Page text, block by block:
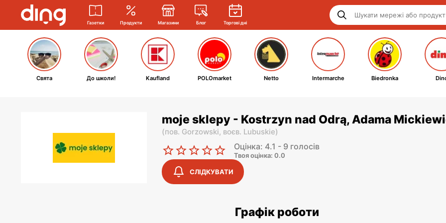
Газетки Продукти Магазини Блог Торгові дні
Свята До школи! Kaufland POLOmarket Netto Intermarche Biedronka
moje sklepy - Kostrzyn nad Odrą, Adama
(пов. Gorzowski, воєв. Lubuskie)
Оцінка: 4.1 - 9 голосів
Твоя оцінка: 0.0
СЛІДКУВАТИ
Графік роботи